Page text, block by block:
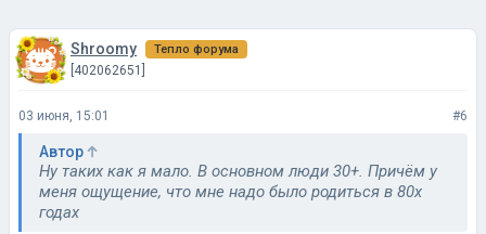
Shroomy Тепло форума
[402062651]
03 июня, 15:01 #6
Автор
Ну таких как я мало. В основном люди 30+. Причём у
меня ощущение, что мне надо было родиться в 80х
годах